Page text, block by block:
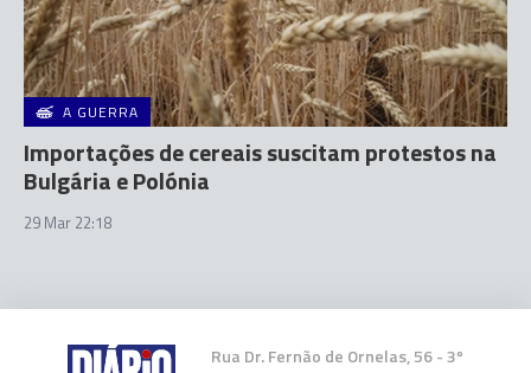
A GUERRA
Importações de cereais suscitam protestos na
Bulgária e Polónia
29 Mar 22:18
Rua Dr. Fernão de Ornelas, 56 - 3º